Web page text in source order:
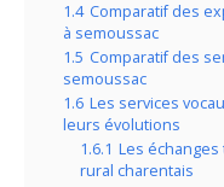
1.4 Comparatif des
à semoussac
1.5 Comparatif des
semoussac
1.6 Les services
leurs évolutions
1.6.1 Les
rural charentais